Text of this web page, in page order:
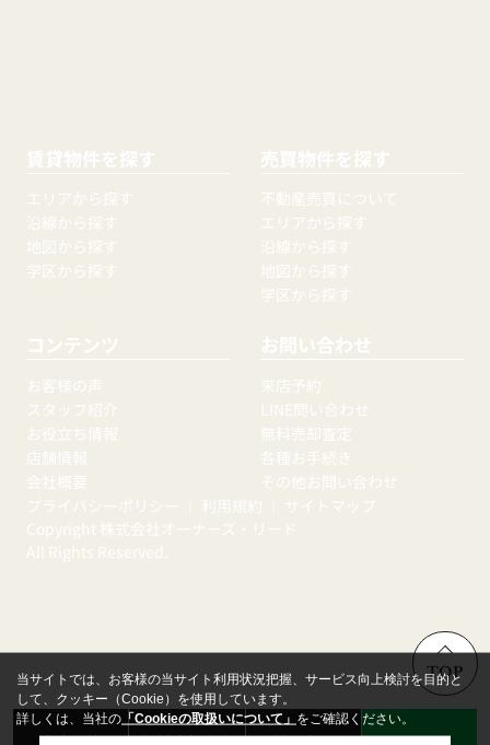
賃貸物件を探す
エリアから探す
沿線から探す
地図から探す
学区から探す
売買物件を探す
不動産売買について
エリアから探す
沿線から探す
地図から探す
学区から探す
コンテンツ
お客様の声
スタッフ紹介
お役立ち情報
店舗情報
会社概要
お問い合わせ
来店予約
LINE問い合わせ
無料売却査定
各種お手続き
その他お問い合わせ
プライバシーポリシー
利用規約
サイトマップ
Copyright 株式会社オーナーズ・リード
All Rights Reserved.
TOP
当サイトでは、お客様の当サイト利用状況把握、サービス向上検討を目的と
して、クッキー（Cookie）を使用しています。
詳しくは、当社の 「Cookieの取扱いについて」 をご確認ください。